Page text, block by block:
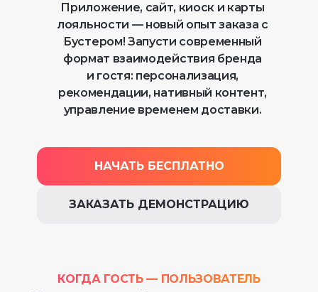
Приложение, сайт, киоск и карты
лояльности — новый опыт заказа с
Бустером! Запусти современный
формат взаимодействия бренда
и гостя: персонализация,
рекомендации, нативный контент,
управление временем доставки.
НАЧАТЬ БЕСПЛАТНО
ЗАКАЗАТЬ ДЕМОНСТРАЦИЮ
КОГДА ГОСТЬ — ПОЛЬЗОВАТЕЛЬ